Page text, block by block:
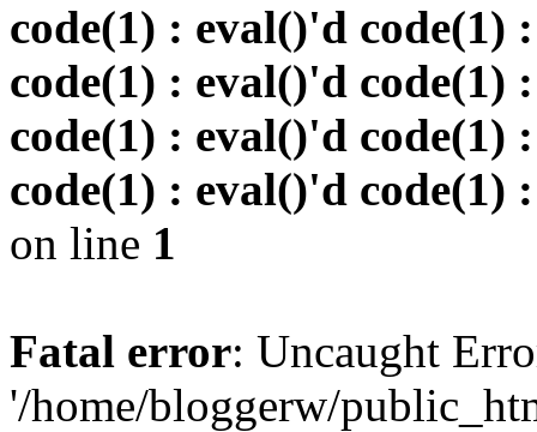
code(1) : eval()'d code(1)
code(1) : eval()'d code(1)
code(1) : eval()'d code(1)
code(1) : eval()'d code(1)
on line 1
Fatal error: Uncaught
'/home/bloggerw/